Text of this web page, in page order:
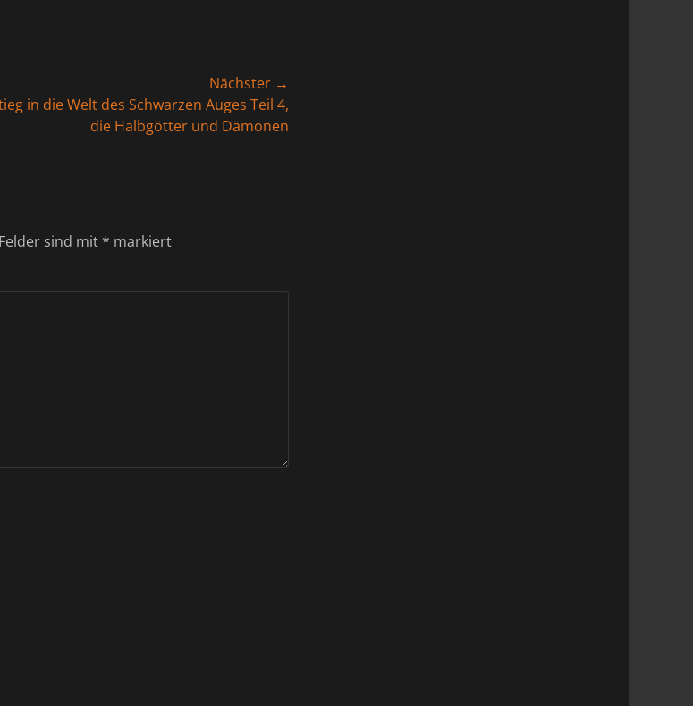
Nächster →
in die Welt des Schwarzen Auges Teil 4,
die Halbgötter und Dämonen
sind mit * markiert